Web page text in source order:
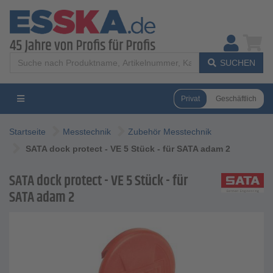
SUCHEN
Privat Geschäftlich
Startseite Messtechnik
Zubehör Messtechnik
SATA dock protect - VE 5 Stück - für SATA adam 2
SATA dock protect - VE 5 Stück - für
SATA adam 2